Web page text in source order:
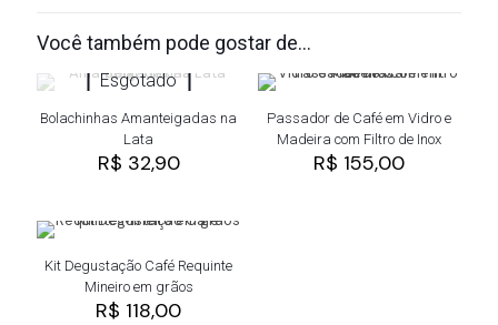
Você também pode gostar de…
Esgotado
Bolachinhas Amanteigadas na
Lata
R$ 32,90
Passador de Café em Vidro e
Madeira com Filtro de Inox
R$ 155,00
Kit Degustação Café Requinte
Mineiro em grãos
R$ 118,00